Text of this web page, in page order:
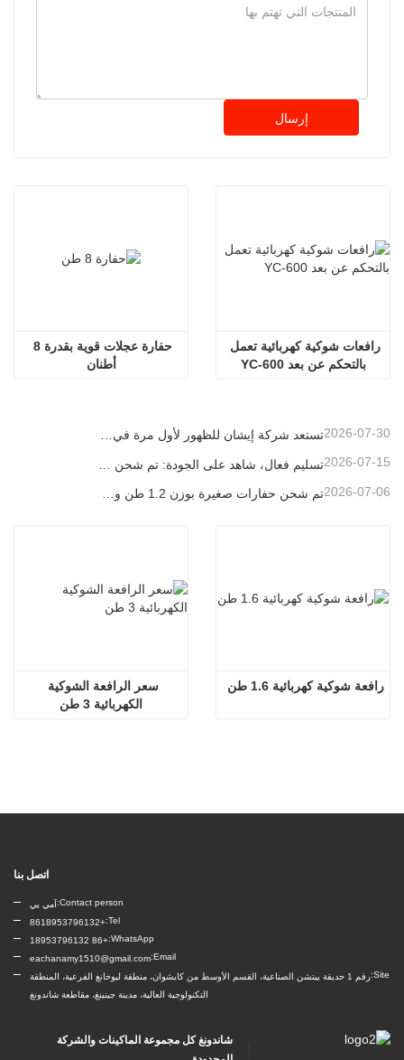
إرسال
أطنان
بالتحكم عن بعد YC-600
تستعد شركة إيشان للظهور لأول مرة في معرض باوما الصين 2026، حيث ستقدم إنجازات مبتكرة في مجال آلات البناء الصغيرة إلى شنغهاي 2026-07-30
2026-07-15
2026-07-06
الكهربائية 3 طن
رافعة شوكية كهربائية 1.6 طن
اتصل بنا
Contact person: آمي يي
Tel:
+8618953796132
WhatsApp:
+86 18953796132
Email:
eachanamy1510@gmail.com
Site:
رقم 1 حديقة ييتشن الصناعية، القسم الأوسط من كايشوان، منطقة ليوخانغ الفرعية، المنطقة
التكنولوجية العالية، مدينة جينينغ، مقاطعة شاندونغ
شاندونغ كل مجموعة الماكينات والشركة